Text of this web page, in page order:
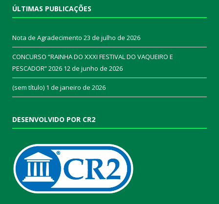
ÚLTIMAS PUBLICAÇÕES
Nota de Agradecimento 23 de julho de 2026
CONCURSO “RAINHA DO XXXI FESTIVAL DO VAQUEIRO E
PESCADOR” 2026 12 de junho de 2026
(sem título) 1 de janeiro de 2026
DESENVOLVIDO POR CR2